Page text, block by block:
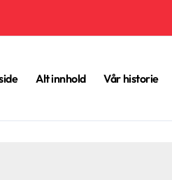
Alt innhold Vår historie
utfordringer, pleiestrategier